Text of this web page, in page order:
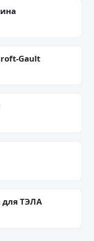
Gault
для ТЭЛА